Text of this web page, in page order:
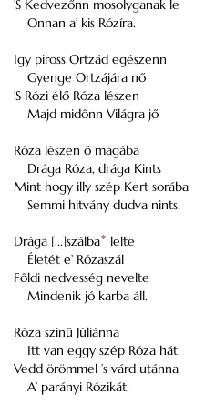
’S Kedvezőnn mosolyganak le
Onnan a’ kis Rózíra.
Igy piross Ortzád egészenn
Gyenge Ortzájára nő
’S Rózi élő Róza lészen
Majd midőnn Világra jő
Róza lészen ő magába
Drága Róza, drága Kints
Mint hogy illy szép Kert sorába
Semmi hitvány dudva nints.
Drága [...]szálba* lelte
Életét e’ Rózaszál
Főldi nedvesség nevelte
Mindenik jó karba áll.
Róza színű Júliánna
Itt van eggy szép Róza hát
Vedd örömmel ’s várd utánna
A’ parányi Rózikát.